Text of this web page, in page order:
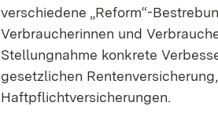
verschiedene „Reform“-
Verbraucherinnen und
Stellungnahme konkrete
gesetzlichen
Haftpflichtversicherungen.